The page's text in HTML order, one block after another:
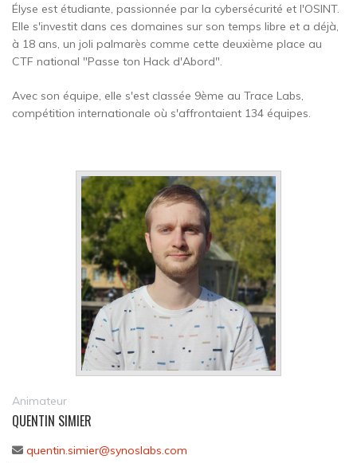
Élyse est étudiante, passionnée par la cybersécurité et l'OSINT.
Elle s'investit dans ces domaines sur son temps libre et a déjà,
à 18 ans, un joli palmarès comme cette deuxième place au
CTF national "Passe ton Hack d'Abord".
Avec son équipe, elle s'est classée 9ème au Trace Labs,
compétition internationale où s'affrontaient 134 équipes.
Animateur
QUENTIN SIMIER
quentin.simier@synoslabs.com